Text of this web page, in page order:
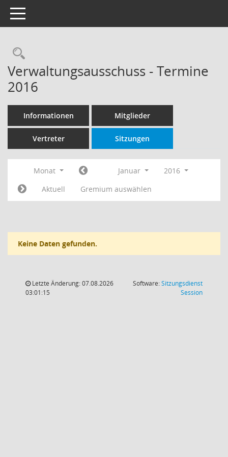
Toggle navigation
Rechercheauswahl
Verwaltungsausschuss - Termine
2016
Informationen Mitglieder
Vertreter Sitzungen
Monat Januar
2016
Aktuell
Gremium auswählen
Keine Daten gefunden.
Letzte Änderung: 07.08.2026
03:01:15
Software:Sitzungsdienst
Session(Wird in